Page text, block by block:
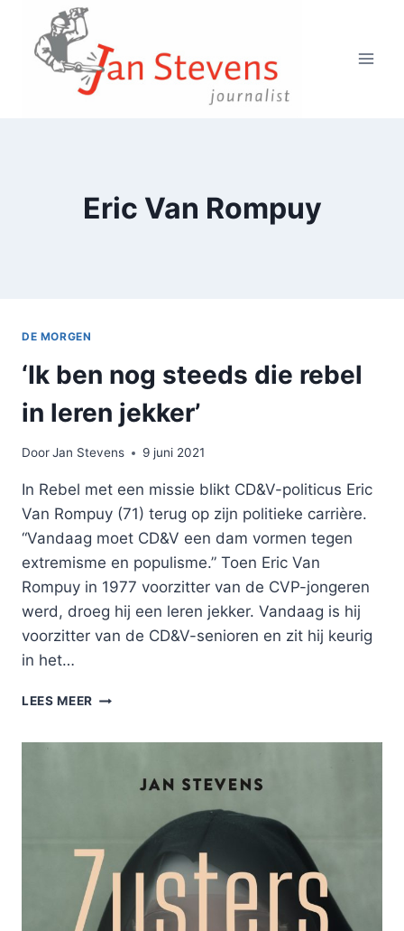
Doorgaan
inhoud
Eric Van Rompuy
DE MORGEN
‘Ik ben nog steeds die rebel
in leren jekker’
DoorJan Stevens 9 juni 2021
In Rebel met een missie blikt CD&V-politicus Eric
Van Rompuy (71) terug op zijn politieke carrière.
“Vandaag moet CD&V een dam vormen tegen
extremisme en populisme.” Toen Eric Van
Rompuy in 1977 voorzitter van de CVP-jongeren
werd, droeg hij een leren jekker. Vandaag is hij
voorzitter van de CD&V-senioren en zit hij keurig
in het…
LEES MEER ‘IK
JEKKER’